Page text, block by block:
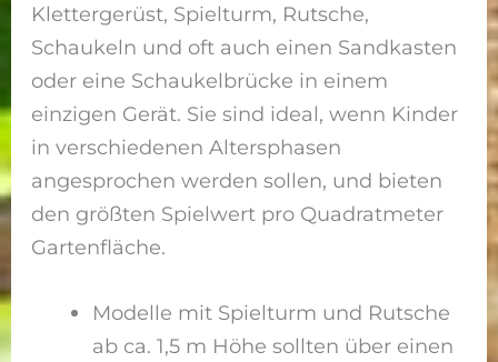
Klettergerüst, Spielturm, Rutsche,
Schaukeln und oft auch einen Sandkasten
oder eine Schaukelbrücke in einem
einzigen Gerät. Sie sind ideal, wenn Kinder
in verschiedenen Altersphasen
angesprochen werden sollen, und bieten
den größten Spielwert pro Quadratmeter
Gartenfläche.
Modelle mit Spielturm und Rutsche
ab ca. 1,5 m Höhe sollten über einen